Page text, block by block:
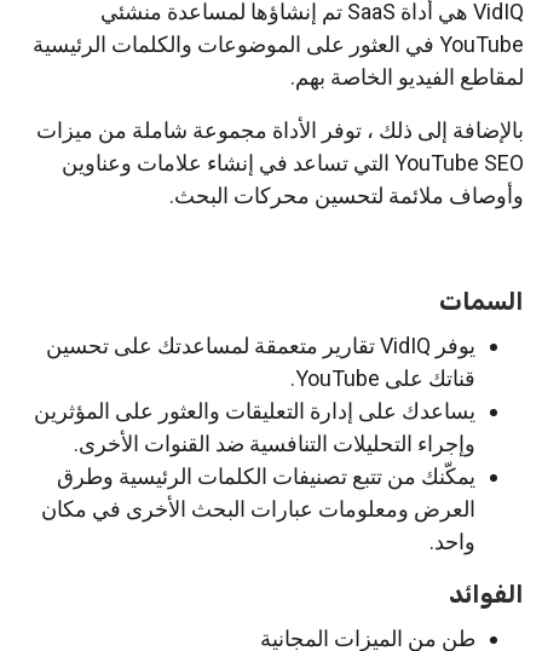
VidIQ هي أداة SaaS تم إنشاؤها لمساعدة منشئي
YouTube في العثور على الموضوعات والكلمات الرئيسية
لمقاطع الفيديو الخاصة بهم.
بالإضافة إلى ذلك ، توفر الأداة مجموعة شاملة من ميزات
YouTube SEO التي تساعد في إنشاء علامات وعناوين
وأوصاف ملائمة لتحسين محركات البحث.
السمات
يوفر VidIQ تقارير متعمقة لمساعدتك على تحسين
قناتك على YouTube.
يساعدك على إدارة التعليقات والعثور على المؤثرين
وإجراء التحليلات التنافسية ضد القنوات الأخرى.
يمكّنك من تتبع تصنيفات الكلمات الرئيسية وطرق
العرض ومعلومات عبارات البحث الأخرى في مكان
واحد.
الفوائد
طن من الميزات المجانية